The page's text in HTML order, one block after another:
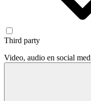
Third party
Video, audio en social